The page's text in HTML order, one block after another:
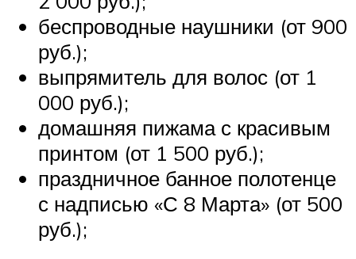
беспроводные наушники (от 900
руб.);
выпрямитель для волос (от 1
000 руб.);
домашняя пижама с красивым
принтом (от 1 500 руб.);
праздничное банное полотенце
с надписью «С 8 Марта» (от 500
руб.);